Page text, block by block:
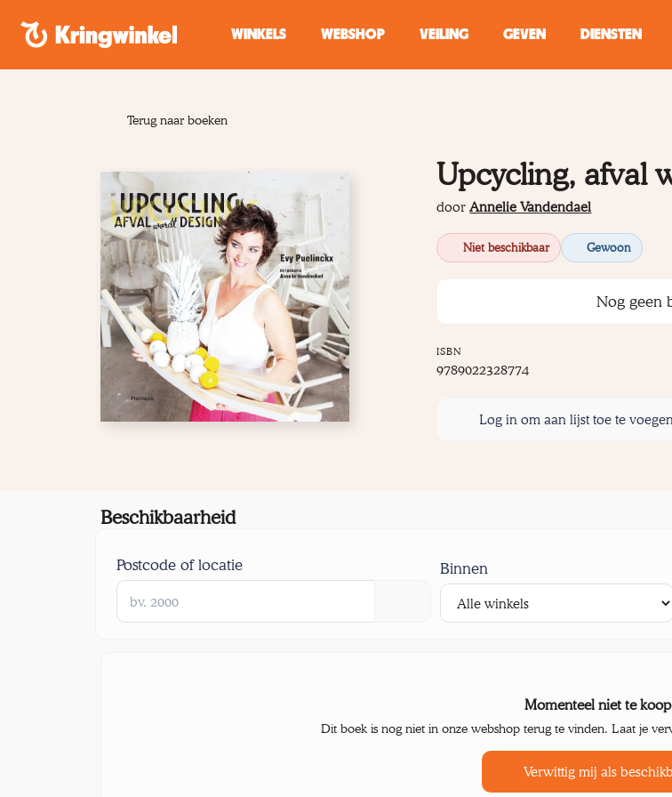
WINKELS
WEBSHOP VEILING GEVEN DIENSTEN
Terug naar boeken
Upcycling, afval
doorAnnelie Vandendael
Niet beschikbaar Gewoon
Nog geen
ISBN
9789022328774
Log in om aan lijst toe te
Beschikbaarheid
Postcode of locatie Binnen
Momenteel niet te koop
Dit boek is nog niet in onze webshop terug te vinden. Laat je
Verwittig mij als